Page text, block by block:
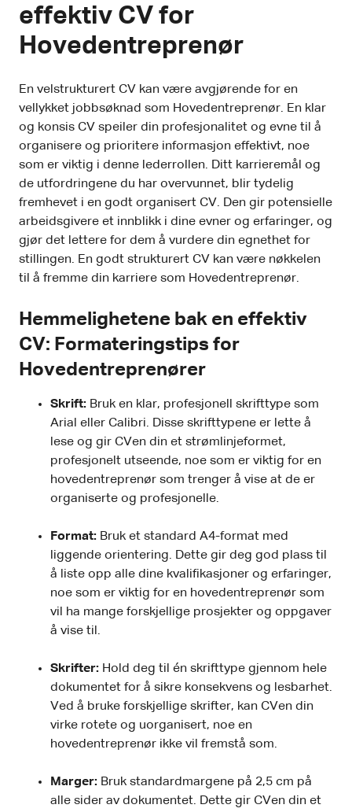
effektiv CV for
Hovedentreprenør
En velstrukturert CV kan være avgjørende for en
vellykket jobbsøknad som Hovedentreprenør. En klar
og konsis CV speiler din profesjonalitet og evne til å
organisere og prioritere informasjon effektivt, noe
som er viktig i denne lederrollen. Ditt karrieremål og
de utfordringene du har overvunnet, blir tydelig
fremhevet i en godt organisert CV. Den gir potensielle
arbeidsgivere et innblikk i dine evner og erfaringer, og
gjør det lettere for dem å vurdere din egnethet for
stillingen. En godt strukturert CV kan være nøkkelen
til å fremme din karriere som Hovedentreprenør.
Hemmelighetene bak en effektiv
CV: Formateringstips for
Hovedentreprenører
Skrift: Bruk en klar, profesjonell skrifttype som
Arial eller Calibri. Disse skrifttypene er lette å
lese og gir CVen din et strømlinjeformet,
profesjonelt utseende, noe som er viktig for en
hovedentreprenør som trenger å vise at de er
organiserte og profesjonelle.
Format: Bruk et standard A4-format med
liggende orientering. Dette gir deg god plass til
å liste opp alle dine kvalifikasjoner og erfaringer,
noe som er viktig for en hovedentreprenør som
vil ha mange forskjellige prosjekter og oppgaver
å vise til.
Skrifter: Hold deg til én skrifttype gjennom hele
dokumentet for å sikre konsekvens og lesbarhet.
Ved å bruke forskjellige skrifter, kan CVen din
virke rotete og uorganisert, noe en
hovedentreprenør ikke vil fremstå som.
Marger: Bruk standardmargene på 2,5 cm på
alle sider av dokumentet. Dette gir CVen din et